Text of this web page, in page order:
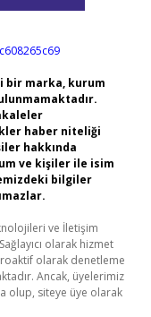
bir marka, kurum
haber niteliği
hakkında
ve kişiler ile isim
bilgiler
ve İletişim
olarak hizmet
olarak denetleme
Ancak, üyelerimiz
olup, siteye üye olarak